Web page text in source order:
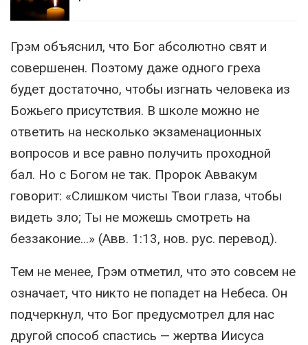
Грэм объяснил, что Бог абсолютно свят и
совершенен. Поэтому даже одного греха
будет достаточно, чтобы изгнать человека из
Божьего присутствия. В школе можно не
ответить на несколько экзаменационных
вопросов и все равно получить проходной
бал. Но с Богом не так. Пророк Аввакум
говорит: «Слишком чисты Твои глаза, чтобы
видеть зло; Ты не можешь смотреть на
беззаконие…» (Авв. 1:13, нов. рус. перевод).
Тем не менее, Грэм отметил, что это совсем не
означает, что никто не попадет на Небеса. Он
подчеркнул, что Бог предусмотрел для нас
другой способ спастись — жертва Иисуса